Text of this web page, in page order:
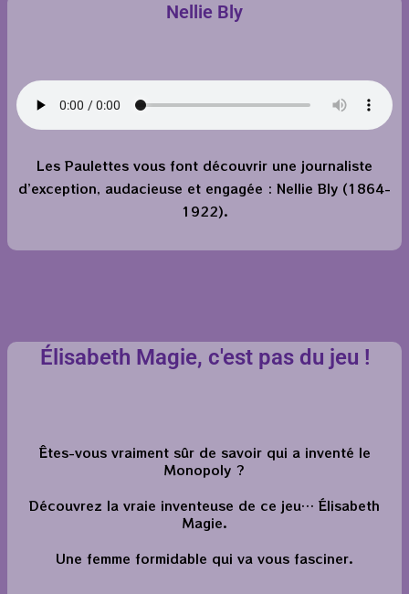
Nellie Bly
Les Paulettes vous font découvrir une journaliste
d’exception, audacieuse et engagée : Nellie Bly (1864-
1922).
Élisabeth Magie, c'est pas du jeu !
Êtes-vous vraiment sûr de savoir qui a inventé le
Monopoly ?
Découvrez la vraie inventeuse de ce jeu… Élisabeth
Magie.
Une femme formidable qui va vous fasciner.